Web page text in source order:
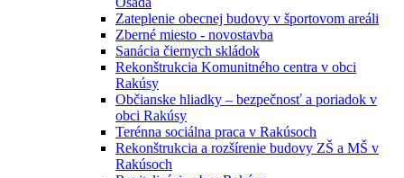
Zateplenie obecnej budovy v športovom areáli
Zberné miesto - novostavba
Sanácia čiernych skládok
Rekonštrukcia Komunitného centra v obci
Rakúsy
Občianske hliadky – bezpečnosť a poriadok v
obci Rakúsy
Terénna sociálna praca v Rakúsoch
Rekonštrukcia a rozšírenie budovy ZŠ a MŠ v
Rakúsoch